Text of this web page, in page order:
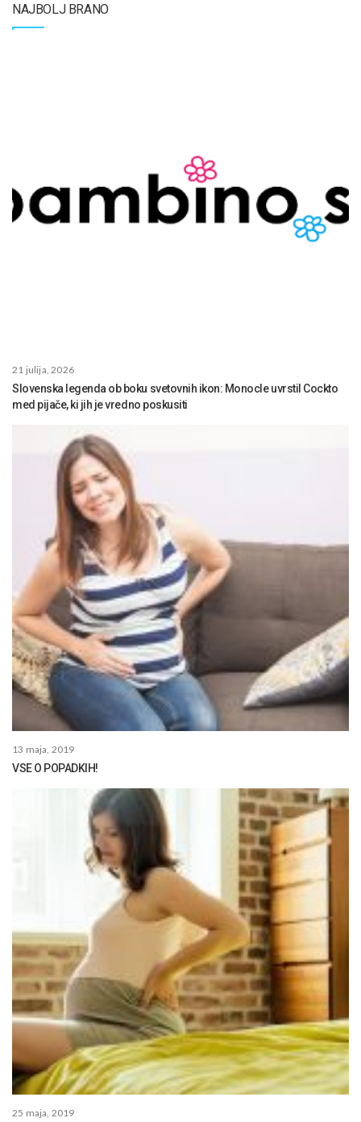
NAJBOLJ BRANO
21 julija, 2026
Slovenska legenda ob boku svetovnih ikon: Monocle uvrstil Cockto
med pijače, ki jih je vredno poskusiti
13 maja, 2019
VSE O POPADKIH!
25 maja, 2019